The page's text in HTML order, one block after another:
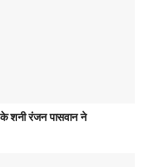
के शनी रंजन पासवान ने